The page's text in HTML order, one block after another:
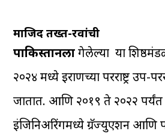
माजिद तख्त-रवांची
पाकिस्तानलागेलेल्या या
२०२४ मध्ये इराणच्या परराष्ट्र
जातात. आणि २०१९ ते २०२२ पर्यंत
इंजिनिअरिंगमध्ये ग्रॅज्युएशन आणि